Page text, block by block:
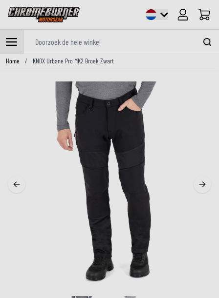
Cart
Ga naar de inhoud
Home / KNOX Urbane Pro MK2 Broek Zwart